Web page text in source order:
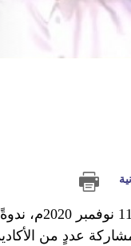
عقد المعهد الدولي
عددٍ من